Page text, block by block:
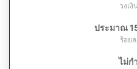
วงเงิ
ประมาณ
ร้อย
ไม่ก